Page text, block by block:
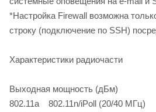
*Настройка Firewall возможна
строку (подключение по SSH)
Характеристики радиочасти
Выходная мощность (дБм)
802.11a 802.11n/iPoll (20/40 МГц)